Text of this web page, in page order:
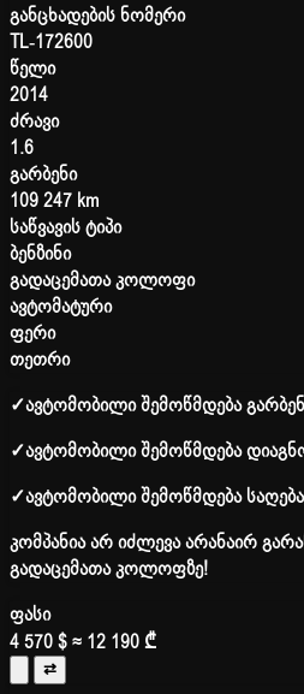
განცხადების ნომერი
TL-172600
წელი
2014
ძრავი
1.6
გარბენი
109 247 km
საწვავის ტიპი
ბენზინი
გადაცემათა კოლოფი
ავტომატური
ფერი
თეთრი
✓ავტომობილი შემოწმდება
✓ავტომობილი შემოწმდება
✓ავტომობილი შემოწმდება
კომპანია არ იძლევა არანაირ
გადაცემათა კოლოფზე!
ფასი
4 570 $≈ 12 190 ₾
⇄